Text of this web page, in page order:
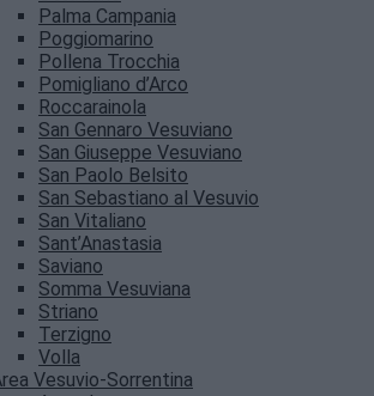
Palma Campania
Poggiomarino
Pollena Trocchia
Pomigliano d’Arco
Roccarainola
San Gennaro Vesuviano
San Giuseppe Vesuviano
San Paolo Belsito
San Sebastiano al Vesuvio
San Vitaliano
Sant’Anastasia
Saviano
Somma Vesuviana
Striano
Terzigno
Volla
Vesuvio-Sorrentina